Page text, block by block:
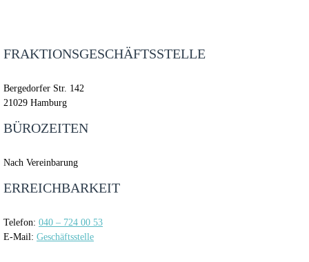
FRAKTIONSGESCHÄFTSSTELLE
Bergedorfer Str. 142
21029 Hamburg
BÜROZEITEN
Nach Vereinbarung
ERREICHBARKEIT
Telefon: 040 – 724 00 53
E-Mail: Geschäftsstelle